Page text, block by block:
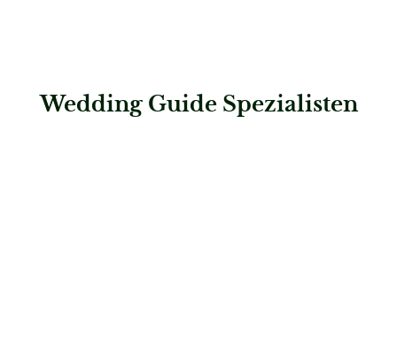
Wedding Guide Spezialisten